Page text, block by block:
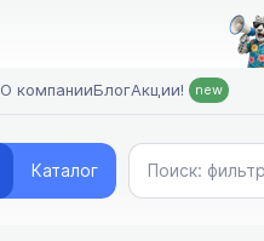
О компанииБлогАкции! new
Каталог